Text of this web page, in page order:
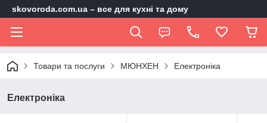
skovoroda.com.ua – все для кухні та дому
Товари та послуги МЮНХЕН Електроніка
Електроніка